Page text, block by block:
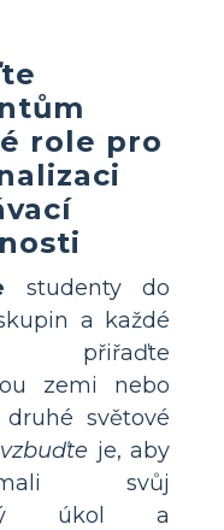
role pro
studenty do
a každé
přiřaďte
zemi nebo
světové
je, aby
svůj
úkol a